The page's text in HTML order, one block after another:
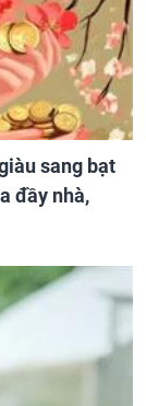
sang bạt
đầy nhà,